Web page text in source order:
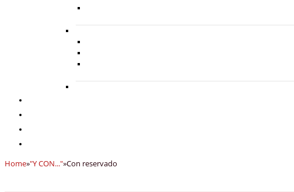
Home»"Y CON..."»Con reservado